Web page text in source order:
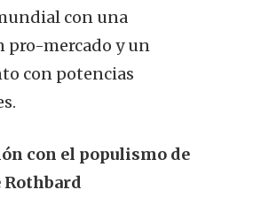
con una
pro-mercado y un
con potencias
con el populismo de
Rothbard